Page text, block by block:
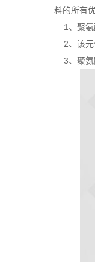
料的所有
1、聚氨
2、该元
3、聚氨